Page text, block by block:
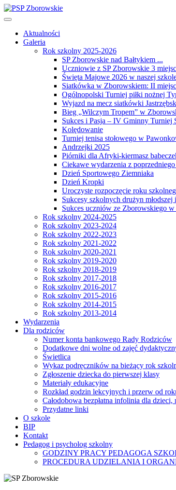
Aktualności
Galeria
Rok szkolny 2025-2026
SP Zborowskie nad Bałtykiem ...
Uczniowie z SP Zborowskie 3
Święta Majowe 2026 w naszej
Siatkówka w Zborowskiem: II
Ogólnopolski Turniej piłki nożnej
Wyjazd na mecz siatkówki
Bieg „Wilczym Tropem” w
Sukces i Pasja – IV Gminny
Kolędowanie
Turniej tenisa stołowego w
Andrzejki 2025
Piórniki dla Afryki-kiermasz
Ciekawe wydarzenia z
Dzień Sportowego Ziemniaka
Dzień Kropki
Uroczyste rozpoczęcie roku
Sukcesy szkolnych drużyn
Sukces uczniów ze Zborowskiego
Rok szkolny 2024-2025
Rok szkolny 2023-2024
Rok szkolny 2022-2023
Rok szkolny 2021-2022
Rok szkolny 2020-2021
Rok szkolny 2019-2020
Rok szkolny 2018-2019
Rok szkolny 2017-2018
Rok szkolny 2016-2017
Rok szkolny 2015-2016
Rok szkolny 2014-2015
Rok szkolny 2013-2014
Wydarzenia
Dla rodziców
Numer konta bankowego Rady Rodziców
Dodatkowe dni wolne od zajęć
Świetlica
Wykaz podręczników na bieżący rok
Zgłoszenie dziecka do pierwszej klasy
Materiały edukacyjne
Rozkład godzin lekcyjnych i przerw od
Całodobowa bezpłatna infolinia dla
Przydatne linki
O szkole
BIP
Kontakt
Pedagog i psycholog szkolny
GODZINY PRACY PEDAGOGA
PROCEDURA UDZIELANIA I